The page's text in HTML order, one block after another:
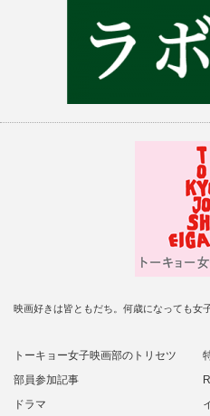
映画好きは皆ともだち。何歳になっても女
トーキョー女子映画部のトリセツ
部員参加記事
ドラマ